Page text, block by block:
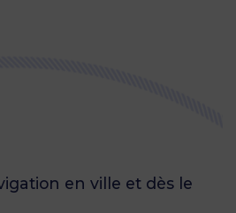
en ville et dès le